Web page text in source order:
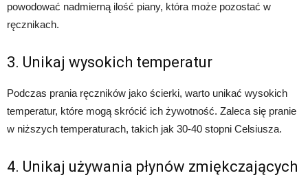
powodować nadmierną ilość piany, która może pozostać w
ręcznikach.
3. Unikaj wysokich temperatur
Podczas prania ręczników jako ścierki, warto unikać wysokich
temperatur, które mogą skrócić ich żywotność. Zaleca się pranie
w niższych temperaturach, takich jak 30-40 stopni Celsiusza.
4. Unikaj używania płynów zmiękczających